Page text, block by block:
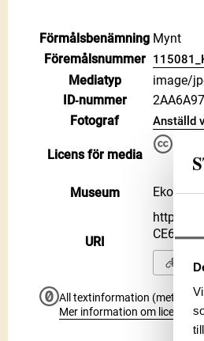
Förmålsbenämning Mynt
Föremålsnummer
Mediatyp
image/
ID‑nummer
Fotograf
Anställd
Licens för media
Museum
URI
https://
All textinformation
Mer information om licenser